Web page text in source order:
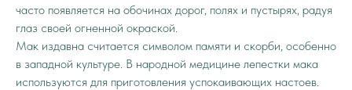
часто появляется на обочинах дорог, полях и пустырях, радуя
глаз своей огненной окраской.
Мак издавна считается символом памяти и скорби, особенно
в западной культуре. В народной медицине лепестки мака
используются для приготовления успокаивающих настоев.